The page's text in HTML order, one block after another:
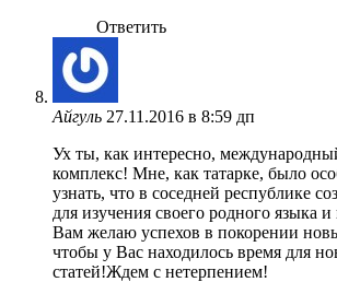
Ответить
Айгуль 27.11.2016 в 8:59 дп
Ух ты, как интересно,
комплекс! Мне, как татарке, было
узнать, что в соседней республике
для изучения своего родного языка
Вам желаю успехов в покорении
чтобы у Вас находилось время для
статей!Ждем с нетерпением!